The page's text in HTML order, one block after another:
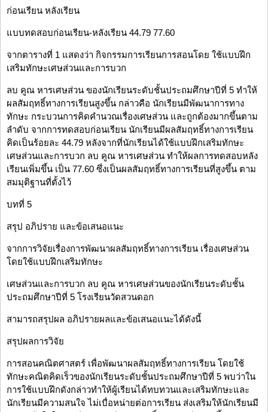
ก่อนเรียน หลังเรียน
แบบทดสอบก่อนเรียน-หลังเรียน 44.79 77.60
จากตารางที่ 1 แสดงว่า กิจกรรมการเรียนการสอนโดย ใช้แบบฝึก
เสริมทักษะเศษส่วนและการบวก
ลบ คูณ หารเศษส่วน ของนักเรียนระดับชั้นประถมศึกษาปีที่ 5 ทำให้
ผลสัมฤทธิ์ทางการเรียนสูงขึ้น กล่าวคือ นักเรียนมีพัฒนาการทาง
ทักษะ กระบวนการคิดคำนวณเรื่องเศษส่วน และถูกต้องมากขึ้นตาม
ลำดับ จากการทดสอบก่อนเรียน นักเรียนมีผลสัมฤทธิ์ทางการเรียน
คิดเป็นร้อยละ 44.79 หลังจากที่นักเรียนได้ใช้แบบฝึกเสริมทักษะ
เศษส่วนและการบวก ลบ คูณ หารเศษส่วน ทำให้ผลการทดสอบหลัง
เรียนเพิ่มขึ้น เป็น 77.60 ซึ่งเป็นผลสัมฤทธิ์ทางการเรียนที่สูงขึ้น ตาม
สมมุติฐานที่ตั้งไว้
บทที่ 5
สรุป อภิปราย และข้อเสนอแนะ
จากการวิจัยเรื่องการพัฒนาผลสัมฤทธิ์ทางการเรียน เรื่องเศษส่วน
โดยใช้แบบฝึกเสริมทักษะ
เศษส่วนและการบวก ลบ คูณ หารเศษส่วนของนักเรียนระดับชั้น
ประถมศึกษาปีที่ 5 โรงเรียนวัดสวนดอก
สามารถสรุปผล อภิปรายผลและข้อเสนอแนะได้ดังนี้
สรุปผลการวิจัย
การสอนคณิตศาสตร์ เพื่อพัฒนาผลสัมฤทธิ์ทางการเรียน โดยใช้
ทักษะคณิตคิดเร็วของนักเรียนระดับชั้นประถมศึกษาปีที่ 5 พบว่าใน
การใช้แบบฝึกดังกล่าวทำให้ผู้เรียนได้ทบทวนและเสริมทักษะและ
นักเรียนมีความสนใจ ไม่เบื่อหน่ายต่อการเรียน ส่งเสริมให้นักเรียนมี